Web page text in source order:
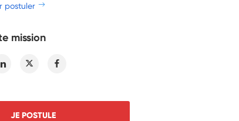
postuler
mission
Linkedin Twitter
JE POSTULE